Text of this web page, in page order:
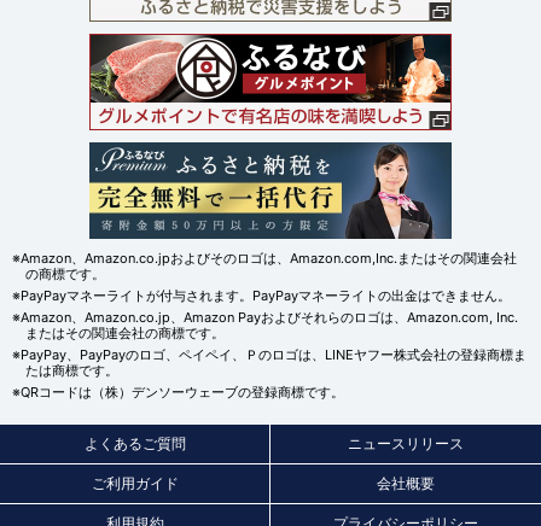
※Amazon、Amazon.co.jpおよびそのロゴは、Amazon.com,Inc.またはその関連会社
の商標です。
※PayPayマネーライトが付与されます。PayPayマネーライトの出金はできません。
※Amazon、Amazon.co.jp、Amazon Payおよびそれらのロゴは、Amazon.com, Inc.
またはその関連会社の商標です。
※PayPay、PayPayのロゴ、ペイペイ、Ｐのロゴは、LINEヤフー株式会社の登録商標ま
たは商標です。
※QRコードは（株）デンソーウェーブの登録商標です。
よくあるご質問 ニュースリリース
ご利用ガイド 会社概要